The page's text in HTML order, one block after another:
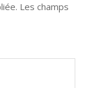
Les champs